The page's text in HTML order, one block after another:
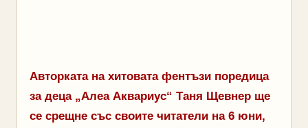
Авторката на хитовата фентъзи поредица
за деца „Алеа Аквариус“ Таня Щевнер ще
се срещне със своите читатели на 6 юни,